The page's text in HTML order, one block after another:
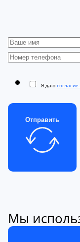
Я даю
Отправить
Мы